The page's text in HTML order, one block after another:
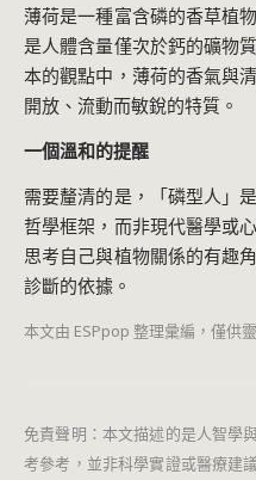
薄荷是一種富含磷的香草植
是人體含量僅次於鈣的礦物
本的觀點中，薄荷的香氣與
開放、流動而敏銳的特質。
一個溫和的提醒
需要釐清的是，「磷型人」
哲學框架，而非現代醫學或
思考自己與植物關係的有趣
診斷的依據。
本文由 ESPpop 整理彙編，僅供
免責聲明：本文描述的是人智學
考參考，並非科學實證或醫療建